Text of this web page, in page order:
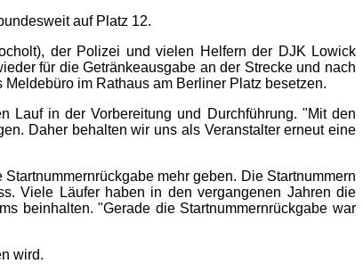
auf Platz 12.
der Polizei und vielen Helfern der DJK Lowick
für die Getränkeausgabe an der Strecke und nach
im Rathaus am Berliner Platz besetzen.
Lauf in der Vorbereitung und Durchführung. "Mit den
Daher behalten wir uns als Veranstalter erneut eine
mehr geben. Die Startnummern
Viele Läufer haben in den vergangenen Jahren die
beinhalten. "Gerade die Startnummernrückgabe war
wird.